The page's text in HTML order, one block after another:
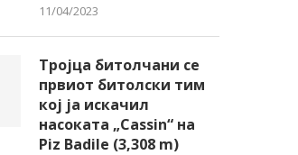
11/04/2023
Тројца битолчани се
првиот битолски тим
кој ја искачил
насоката „Cassin“ на
Piz Badile (3,308 m)